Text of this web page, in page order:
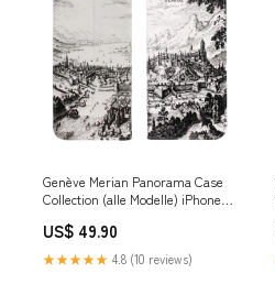
Genève Merian Panorama Case
Collection (alle Modelle) iPhone
US$ 49.90
★★★★★ 4.8 (10 reviews)